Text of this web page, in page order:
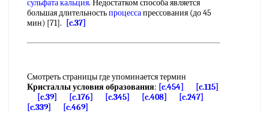
сульфата кальция. Недостатком способа является
большая длительностьпроцессапрессования (до 45
мин) [71].
[c.37]
Смотреть страницы где упоминается термин
Кристаллы условия образования: [c.454]
[c.115]
[c.39]
[c.176] [c.345] [c.408]
[c.247]
[c.339]
[c.469]